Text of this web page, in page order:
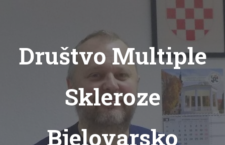
Društvo Multiple
Skleroze
Bjelovarsko